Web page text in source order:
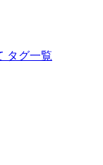
タグ一覧